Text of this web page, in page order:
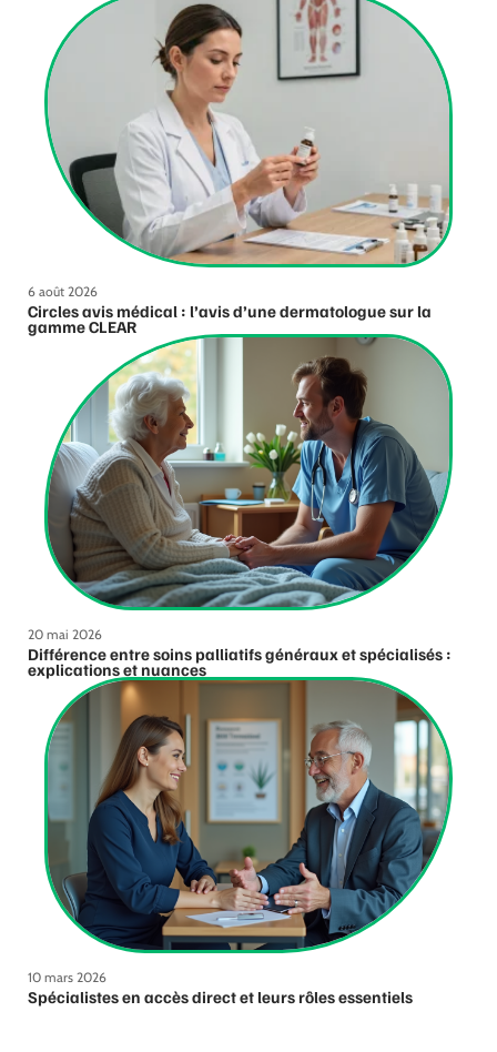
6 août 2026
Circles avis médical : l’avis d’une dermatologue sur la
gamme CLEAR
20 mai 2026
Différence entre soins palliatifs généraux et spécialisés :
explications et nuances
10 mars 2026
Spécialistes en accès direct et leurs rôles essentiels